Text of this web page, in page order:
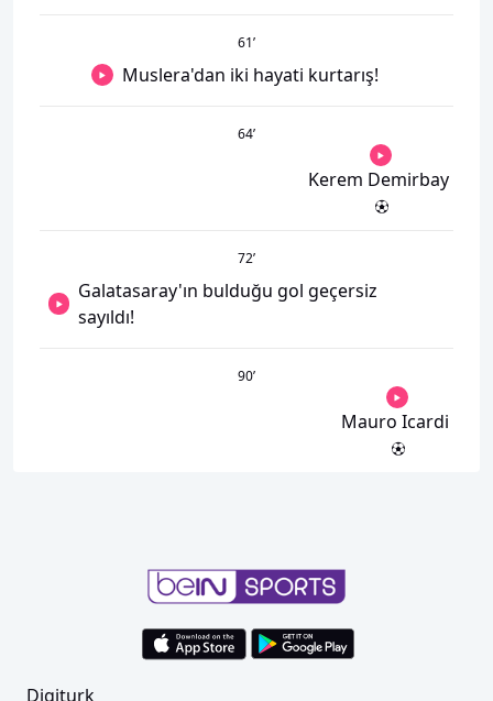
61’
Muslera'dan iki hayati kurtarış!
64’
Kerem Demirbay
72’
Galatasaray'ın bulduğu gol geçersiz
sayıldı!
90’
Mauro Icardi
Digiturk